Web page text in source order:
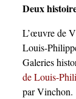
Deux
L’œuvre de
Louis-
Galeries
de Louis-
par Vinchon.